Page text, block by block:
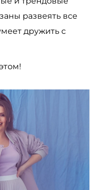
развеять все
дружить с